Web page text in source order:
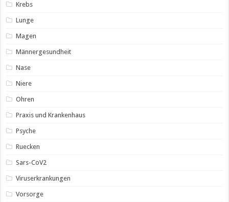
Krebs
Lunge
Magen
Männergesundheit
Nase
Niere
Ohren
Praxis und Krankenhaus
Psyche
Ruecken
Sars-CoV2
Viruserkrankungen
Vorsorge